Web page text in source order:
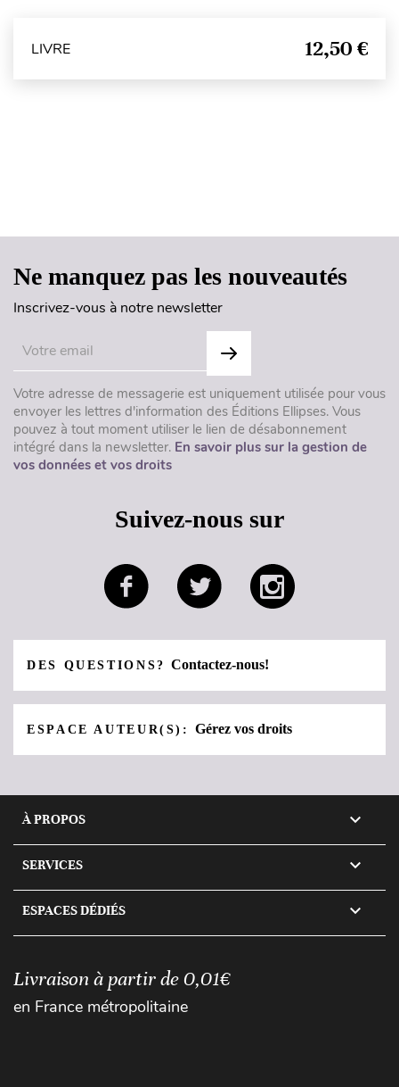
LIVRE 12,50 €
Ne manquez pas les nouveautés
Inscrivez-vous à notre newsletter
Votre adresse de messagerie est uniquement utilisée pour vous
envoyer les lettres d'information des Éditions Ellipses. Vous
pouvez à tout moment utiliser le lien de désabonnement
intégré dans la newsletter. En savoir plus sur la gestion de
vos données et vos droits
Suivez-nous sur
DES QUESTIONS?Contactez-nous!
ESPACE AUTEUR(S):Gérez vos droits
À PROPOS 
SERVICES 
ESPACES DÉDIÉS 
Livraison à partir de 0,01€
en France métropolitaine